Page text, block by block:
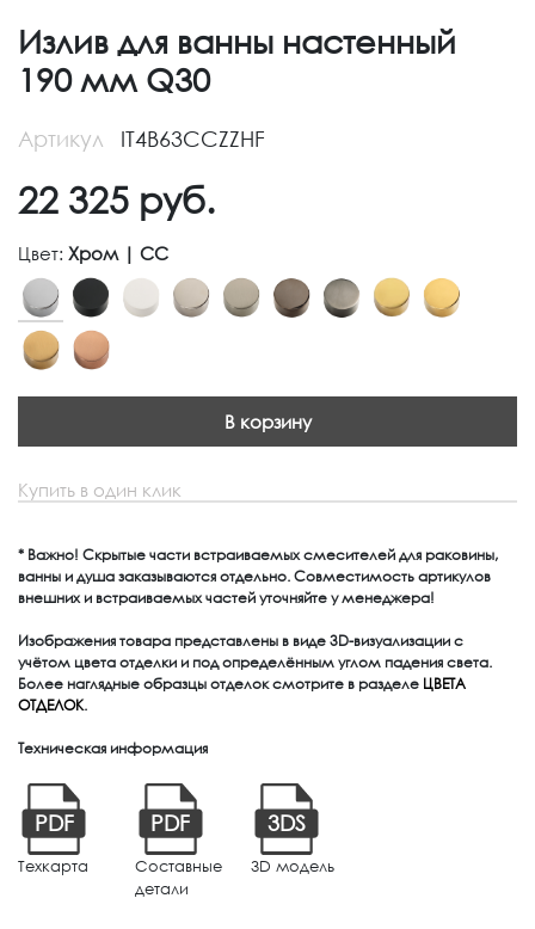
Излив для ванны настенный
190 мм Q30
Артикул IT4B63CCZZHF
22 325 руб.
Цвет: Хром | CC
В корзину
Купить в один клик
* Важно! Скрытые части встраиваемых смесителей для раковины,
ванны и душа заказываются отдельно. Совместимость артикулов
внешних и встраиваемых частей уточняйте у менеджера!
Изображения товара представлены в виде 3D-визуализации с
учётом цвета отделки и под определённым углом падения света.
Более наглядные образцы отделок смотрите в разделе ЦВЕТА
ОТДЕЛОК.
Техническая информация
PDF
Техкарта
PDF
Составные
детали
3DS
3D модель